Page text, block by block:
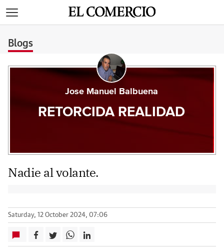
Blogs
Jose Manuel Balbuena
RETORCIDA REALIDAD
Nadie al volante.
Saturday, 12 October 2024, 07:06